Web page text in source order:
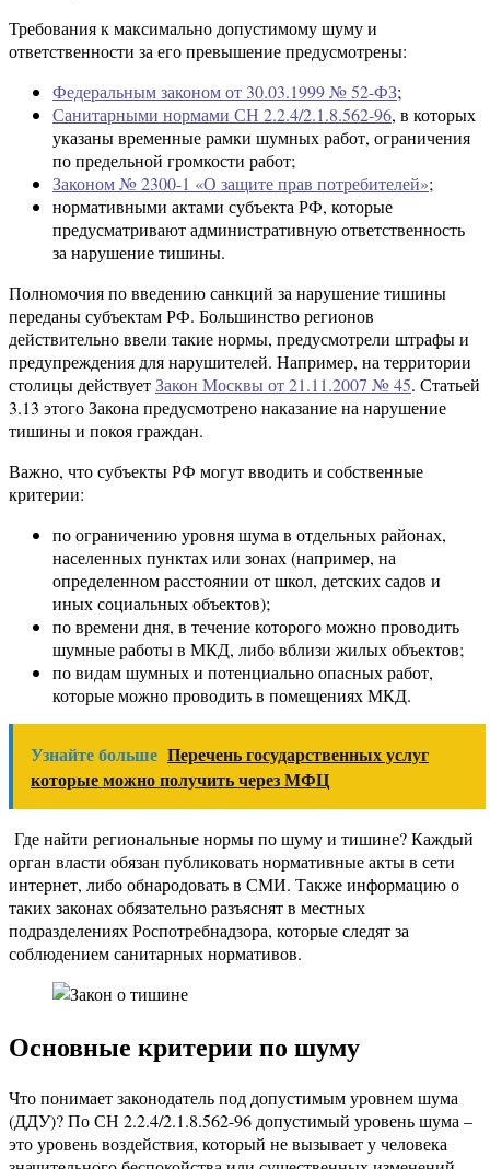
Требования к максимально допустимому шуму и
ответственности за его превышение предусмотрены:
Федеральным законом от 30.03.1999 № 52-ФЗ;
Санитарными нормами СН 2.2.4/2.1.8.562-96, в которых
указаны временные рамки шумных работ, ограничения
по предельной громкости работ;
Законом № 2300-1 «О защите прав потребителей»;
нормативными актами субъекта РФ, которые
предусматривают административную ответственность
за нарушение тишины.
Полномочия по введению санкций за нарушение тишины
переданы субъектам РФ. Большинство регионов
действительно ввели такие нормы, предусмотрели штрафы и
предупреждения для нарушителей. Например, на территории
столицы действуетЗакон Москвы от 21.11.2007 № 45. Статьей
3.13 этого Закона предусмотрено наказание на нарушение
тишины и покоя граждан.
Важно, что субъекты РФ могут вводить и собственные
критерии:
по ограничению уровня шума в отдельных районах,
населенных пунктах или зонах (например, на
определенном расстоянии от школ, детских садов и
иных социальных объектов);
по времени дня, в течение которого можно проводить
шумные работы в МКД, либо вблизи жилых объектов;
по видам шумных и потенциально опасных работ,
которые можно проводить в помещениях МКД.
Узнайте больше Перечень государственных услуг
которые можно получить через МФЦ
Где найти региональные нормы по шуму и тишине? Каждый
орган власти обязан публиковать нормативные акты в сети
интернет, либо обнародовать в СМИ. Также информацию о
таких законах обязательно разъяснят в местных
подразделениях Роспотребнадзора, которые следят за
соблюдением санитарных нормативов.
Основные критерии по шуму
Что понимает законодатель под допустимым уровнем шума
(ДДУ)? По СН 2.2.4/2.1.8.562-96 допустимый уровень шума –
это уровень воздействия, который не вызывает у человека